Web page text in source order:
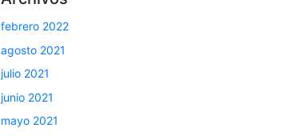
febrero 2022
agosto 2021
julio 2021
junio 2021
mayo 2021